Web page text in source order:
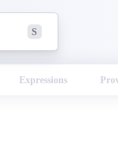
S
Expressions